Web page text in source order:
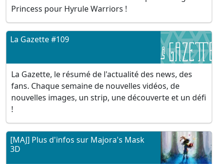
Princess pour Hyrule Warriors !
La Gazette #109
La Gazette, le résumé de l'actualité des news, des
fans. Chaque semaine de nouvelles vidéos, de
nouvelles images, un strip, une découverte et un défi
!
[MAJ] Plus d'infos sur Majora's Mask
3D